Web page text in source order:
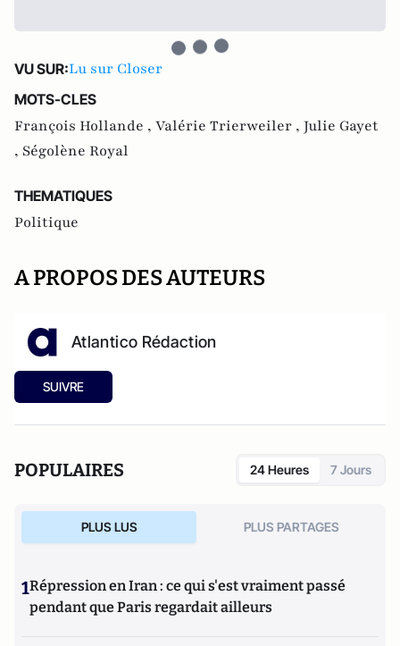
VU SUR:Lu sur Closer
MOTS-CLES
François Hollande , Valérie Trierweiler , Julie Gayet
, Ségolène Royal
THEMATIQUES
Politique
A PROPOS DES AUTEURS
Atlantico Rédaction
SUIVRE
POPULAIRES 24 Heures 7 Jours
PLUS LUS PLUS PARTAGES
1Répression en Iran : ce qui s'est vraiment passé
pendant que Paris regardait ailleurs